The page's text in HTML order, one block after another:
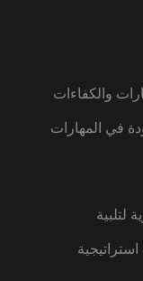
والكفاءات
في المهارات
لتلبية